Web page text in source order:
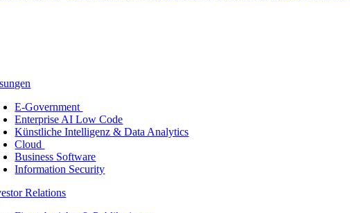
E-Government
Enterprise AI Low Code
Künstliche Intelligenz & Data Analytics
Cloud
Business Software
Information Security
Relations